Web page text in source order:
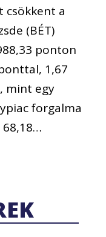
csökkent a
(BÉT)
ponton
1,67
mint egy
forgalma